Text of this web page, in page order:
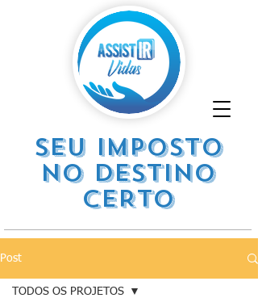
SEU IMPOSTO
NO DESTINO
CERTO
Post
TODOS OS PROJETOS